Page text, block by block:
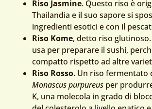
Riso Jasmine. Questo riso è
Thailandia e il suo sapore si
ingredienti esotici e con il
Riso Kome, detto riso glutinoso.
usa per preparare il sushi,
compatto rispetto ad altre
Riso Rosso. Un riso fermentato
Monascus purpureus per
K, una molecola in grado di